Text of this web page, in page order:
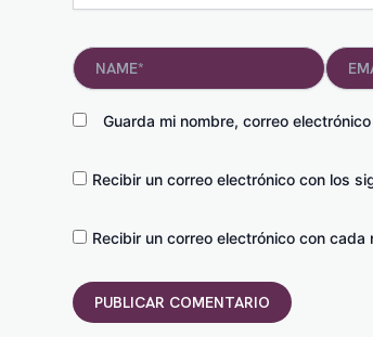
Name* Email*
Guarda mi nombre, correo
Recibir un correo electrónico con los
Recibir un correo electrónico con cada